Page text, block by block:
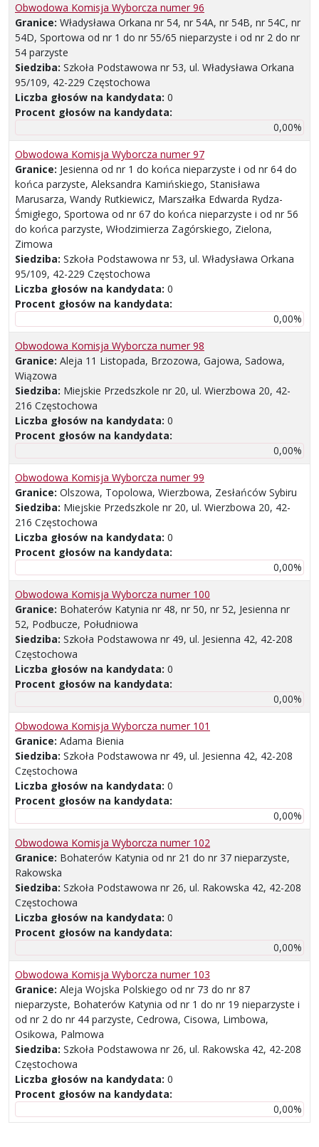
Obwodowa Komisja Wyborcza numer 96
Granice: Władysława Orkana nr 54, nr 54A, nr 54B, nr 54C, nr
54D, Sportowa od nr 1 do nr 55/65 nieparzyste i od nr 2 do nr
54 parzyste
Siedziba: Szkoła Podstawowa nr 53, ul. Władysława Orkana
95/109, 42-229 Częstochowa
Liczba głosów na kandydata: 0
Procent głosów na kandydata:
0,00%
Obwodowa Komisja Wyborcza numer 97
Granice: Jesienna od nr 1 do końca nieparzyste i od nr 64 do
końca parzyste, Aleksandra Kamińskiego, Stanisława
Marusarza, Wandy Rutkiewicz, Marszałka Edwarda Rydza-
Śmigłego, Sportowa od nr 67 do końca nieparzyste i od nr 56
do końca parzyste, Włodzimierza Zagórskiego, Zielona,
Zimowa
Siedziba: Szkoła Podstawowa nr 53, ul. Władysława Orkana
95/109, 42-229 Częstochowa
Liczba głosów na kandydata: 0
Procent głosów na kandydata:
0,00%
Obwodowa Komisja Wyborcza numer 98
Granice: Aleja 11 Listopada, Brzozowa, Gajowa, Sadowa,
Wiązowa
Siedziba: Miejskie Przedszkole nr 20, ul. Wierzbowa 20, 42-
216 Częstochowa
Liczba głosów na kandydata: 0
Procent głosów na kandydata:
0,00%
Obwodowa Komisja Wyborcza numer 99
Granice: Olszowa, Topolowa, Wierzbowa, Zesłańców Sybiru
Siedziba: Miejskie Przedszkole nr 20, ul. Wierzbowa 20, 42-
216 Częstochowa
Liczba głosów na kandydata: 0
Procent głosów na kandydata:
0,00%
Obwodowa Komisja Wyborcza numer 100
Granice: Bohaterów Katynia nr 48, nr 50, nr 52, Jesienna nr
52, Podbucze, Południowa
Siedziba: Szkoła Podstawowa nr 49, ul. Jesienna 42, 42-208
Częstochowa
Liczba głosów na kandydata: 0
Procent głosów na kandydata:
0,00%
Obwodowa Komisja Wyborcza numer 101
Granice: Adama Bienia
Siedziba: Szkoła Podstawowa nr 49, ul. Jesienna 42, 42-208
Częstochowa
Liczba głosów na kandydata: 0
Procent głosów na kandydata:
0,00%
Obwodowa Komisja Wyborcza numer 102
Granice: Bohaterów Katynia od nr 21 do nr 37 nieparzyste,
Rakowska
Siedziba: Szkoła Podstawowa nr 26, ul. Rakowska 42, 42-208
Częstochowa
Liczba głosów na kandydata: 0
Procent głosów na kandydata:
0,00%
Obwodowa Komisja Wyborcza numer 103
Granice: Aleja Wojska Polskiego od nr 73 do nr 87
nieparzyste, Bohaterów Katynia od nr 1 do nr 19 nieparzyste i
od nr 2 do nr 44 parzyste, Cedrowa, Cisowa, Limbowa,
Osikowa, Palmowa
Siedziba: Szkoła Podstawowa nr 26, ul. Rakowska 42, 42-208
Częstochowa
Liczba głosów na kandydata: 0
Procent głosów na kandydata:
0,00%